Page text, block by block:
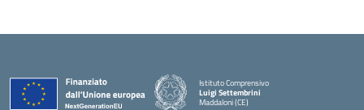
Istituto Comprensivo
Luigi Settembrini
Maddaloni (CE)